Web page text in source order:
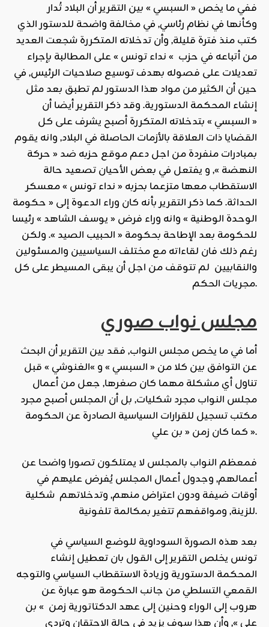
ففي ما يخص « السبسي » بين التقرير أن البلاد تُدار
وكأنها في نظام رئاسي, في مخالفة واضحة للدستور الذي
كتب منذ فترة قليلة, وأن تدخلاته المتكررة شجعت العديد
من أتباعه في حزب » نداء تونس » على المطالبة بإجراء
تعديلات على فصوله بهدف توسيع صلاحيات الرئيس, في
حين أن الكثير من مواد هذا الدستور لم تطبق بعد مثل
إنشاء المحكمة الدستورية. وقد ذكر التقرير أيضا أن
« السبسي » بتدخلاته المتكررة أصبح يشرف على كل
القضايا ذات العلاقة بالأزمات الحاصلة في البلاد, وانه يقوم
بمبادرات منفردة من اجل دعم موقع حزبه ضد « حركة
النهضة », و يفتعل في بعض الأحيان تصعيد حالة
الاستقطاب معها متزعما بحزبه « نداء تونس » معسكر
الحداثة. كما ذكر التقرير بأنه كان وراء الدعوة إلى « حكومة
الوحدة الوطنية » وانه وراء فرض « يوسف الشاهد » رئيسا
للحكومة بعد الإطاحة بحكومة « الحبيب الصيد ». ولكن
رغم ذلك فان لقاءاته مع مختلف السياسيين والمسئولين
والنقابيين لم تتوقف من اجل أن يبقى المسيطر على كل
مجريات الحكم.
مجلس نواب صوري
عن التوافق بين كلا من « السبسي » و »الغنوشي » قبل
تناول أي مشكلة مهما كان صغرها, جعل من أعمال
مجلس النواب مجرد شكليات, بل أن المجلس أصبح مجرد
مكتب تسجيل للقرارات السياسية الصادرة عن الحكومة
كما كان زمن « بن علي ».
فمعظم النواب بالمجلس لا يمتلكون تصورا واضحا عن
أعمالهم, وجدول أعمال المجلس يُفرض عليهم في
أوقات ضيفة ودون اعتراض منهم, وتدخلاتهم شكلية
للزينة, ومواقفهم تتغير بمكالمة تلفونية.
تونس يخلص التقرير إلى القول بان تعطيل إنشاء
المحكمة الدستورية وزيادة الاستقطاب السياسي والتوجه
القمعي التسلطي من جانب الحكومة هو عبارة عن
هروب إلى الوراء وحنين إلى عهد الدكتاتورية زمن » بن
علي », وأن هذا سوف يزيد في حالة الاحتقان وتردي